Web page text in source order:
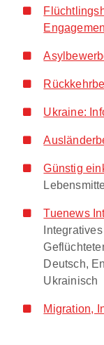
Ukraine:
Günstig
Tuenews
Deutsch,
Ukrainisch
Migration,